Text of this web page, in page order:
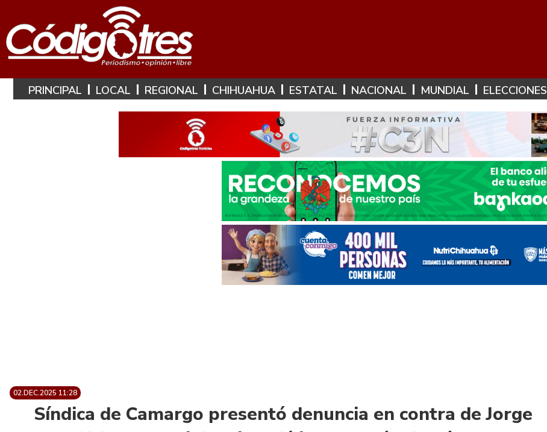
PRINCIPAL LOCAL REGIONAL CHIHUAHUA ESTATAL NACIONAL MUNDIAL ELECCIONES
02.DEC.2025 11:28
Síndica de Camargo presentó denuncia en contra de Jorge